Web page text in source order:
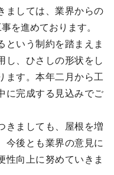
ましては、業界からの
を進めております。
いう制約を踏まえま
し、ひさしの形状をし
ます。本年二月から工
に完成する見込みでご
ましても、屋根を増
今後とも業界の意見に
性向上に努めていきま